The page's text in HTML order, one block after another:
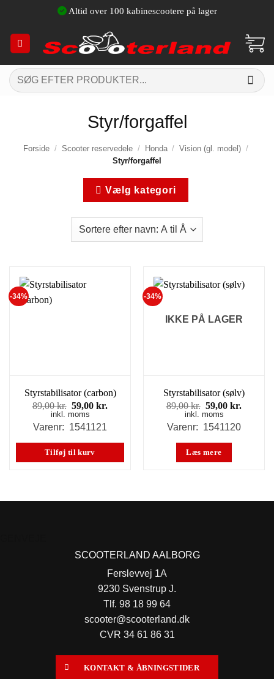
indhold
Altid over 100 kabinescootere på lager
Søg
efter:
Styr/forgaffel
Forside / Scooter reservedele / Honda / Vision (gl. model) /
Styr/forgaffel
Vælg kategori
-34%
Styrstabilisator (carbon)
89,00kr. Den
oprindelige
pris
89,00 kr..
59,00kr.
59,00 kr..
inkl. moms
Varenr: 1541121
Tilføj til kurv
-34%
IKKE PÅ LAGER
Styrstabilisator (sølv)
89,00kr. Den
oprindelige
pris
89,00 kr..
59,00kr.
inkl. moms
Varenr: 1541120
Læs mere
SCOOTERLAND AALBORG
Ferslevvej 1A
9230 Svenstrup J.
Tlf. 98 18 99 64
scooter@scooterland.dk
CVR 34 61 86 31
KONTAKT & ÅBNINGSTIDER